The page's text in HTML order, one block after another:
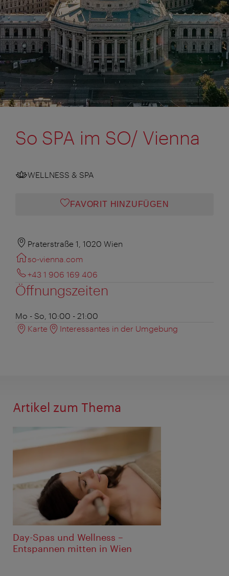
So SPA im SO/ Vienna
WELLNESS & SPA
FAVORIT HINZUFÜGEN
Praterstraße 1, 1020 Wien
so-vienna.com
+43 1 906 169 406
Öffnungszeiten
Mo - So, 10:00 - 21:00
Karte
Interessantes in der Umgebung
Artikel zum Thema
Day-Spas und Wellness –️
Entspannen mitten in Wien